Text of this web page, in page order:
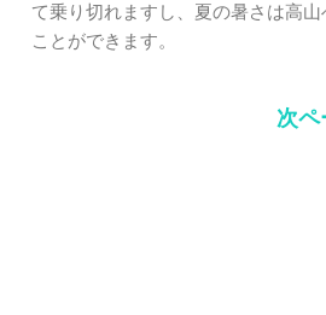
て乗り切れますし、夏の暑さは高山
ことができます。
次ペ